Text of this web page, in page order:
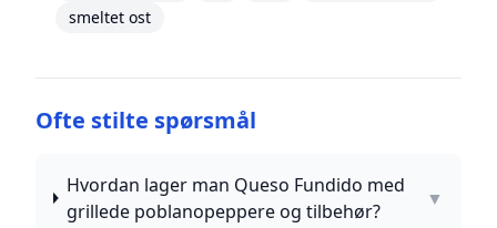
smeltet ost
Ofte stilte spørsmål
Hvordan lager man Queso Fundido med
grillede poblanopeppere og tilbehør?
▼